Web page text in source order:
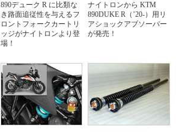
890デューク R に比類な
き路面追従性を与えるフ
ロントフォークカートリ
ッジがナイトロンより登
場！
ナイトロンから KTM
890DUKE R（’20-）用リ
アショックアブソーバー
が発売！